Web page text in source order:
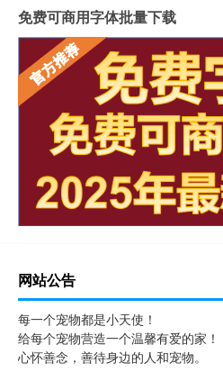
免费可商用字体批量下载
网站公告
每一个宠物都是小天使！
给每个宠物营造一个温馨有爱的家！
心怀善念，善待身边的人和宠物。